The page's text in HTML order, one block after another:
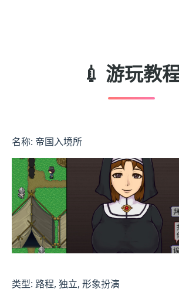
💉 游玩教
名称: 帝国入境所
类型: 路程, 独立, 形象扮演